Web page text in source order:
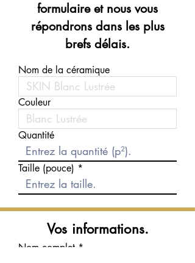
formulaire et nous vous
répondrons dans les plus
brefs délais.
Nom de la céramique
Couleur
Quantité
Taille (pouce)
Vos informations.
Nom complet